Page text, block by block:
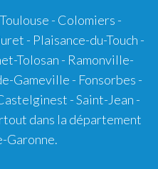
Toulouse - Colomiers -
- Plaisance-du-Touch -
Tolosan - Ramonville-
Gameville - Fonsorbes -
- Saint-Jean -
dans la département
Garonne.